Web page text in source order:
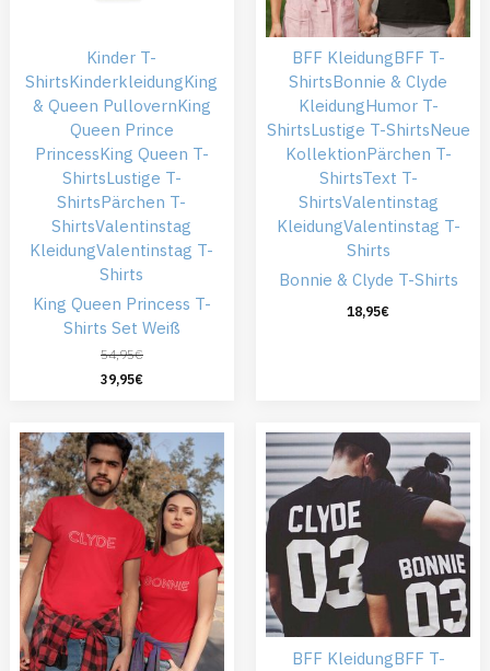
Kinder T-
ShirtsKinderkleidungKing
& Queen PullovernKing
Queen Prince
PrincessKing Queen T-
ShirtsLustige T-
ShirtsPärchen T-
ShirtsValentinstag
KleidungValentinstag T-
Shirts
King Queen Princess T-
Shirts Set Weiß
54,95€
39,95€
BFF KleidungBFF T-
ShirtsBonnie & Clyde
KleidungHumor T-
ShirtsLustige T-ShirtsNeue
KollektionPärchen T-
ShirtsText T-
ShirtsValentinstag
KleidungValentinstag T-
Shirts
Bonnie & Clyde T-Shirts
18,95€
BFF KleidungBFF T-